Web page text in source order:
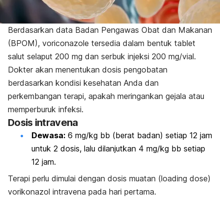
Berdasarkan data Badan Pengawas Obat dan Makanan
(BPOM), voriconazole tersedia dalam bentuk tablet
salut selaput 200 mg dan serbuk injeksi 200 mg/vial.
Dokter akan menentukan dosis pengobatan
berdasarkan kondisi kesehatan Anda dan
perkembangan terapi, apakah meringankan gejala atau
memperburuk infeksi.
Dosis intravena
Dewasa: 6 mg/kg bb (berat badan) setiap 12 jam
untuk 2 dosis, lalu dilanjutkan 4 mg/kg bb setiap
12 jam.
Terapi perlu dimulai dengan dosis muatan (loading dose)
vorikonazol intravena pada hari pertama.